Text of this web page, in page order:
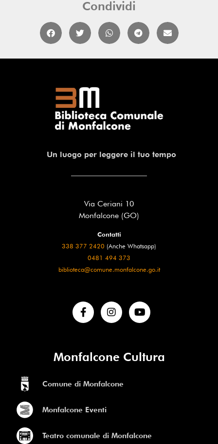
Condividi
Un luogo per leggere il tuo tempo
Via Ceriani 10
Monfalcone (GO)
Contatti
338 377 2420 (Anche Whatsapp)
0481 494 373
biblioteca@comune.monfalcone.go.it
Monfalcone Cultura
Comune di Monfalcone
Monfalcone Eventi
Teatro comunale di Monfalcone